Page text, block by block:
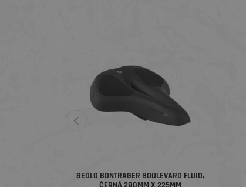
SEDLO BONTRAGER BOULEVARD FLUID,